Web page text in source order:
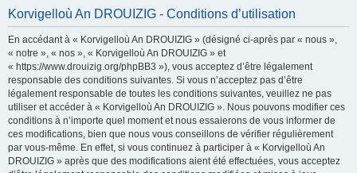
Korvigelloù An DROUIZIG - Conditions d’utilisation
En accédant à « Korvigelloù An DROUIZIG » (désigné ci-après par « nous »,
« notre », « nos », « Korvigelloù An DROUIZIG » et
« https://www.drouizig.org/phpBB3 »), vous acceptez d’être légalement
responsable des conditions suivantes. Si vous n’acceptez pas d’être
légalement responsable de toutes les conditions suivantes, veuillez ne pas
utiliser et accéder à « Korvigelloù An DROUIZIG ». Nous pouvons modifier ces
conditions à n’importe quel moment et nous essaierons de vous informer de
ces modifications, bien que nous vous conseillons de vérifier régulièrement
par vous-même. En effet, si vous continuez à participer à « Korvigelloù An
DROUIZIG » après que des modifications aient été effectuées, vous acceptez